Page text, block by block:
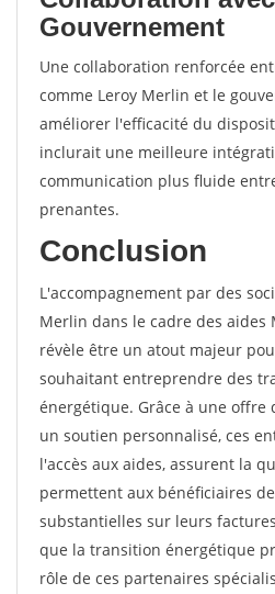
Gouvernement
Une collaboration renforcée
comme Leroy Merlin et le
améliorer l'efficacité du
inclurait une meilleure
communication plus fluide
prenantes.
Conclusion
L'accompagnement par des
Merlin dans le cadre des aides
révèle être un atout majeur
souhaitant entreprendre des
énergétique. Grâce à une offre
un soutien personnalisé, ces
l'accès aux aides, assurent la
permettent aux bénéficiaires
substantielles sur leurs
que la transition énergétique
rôle de ces partenaires